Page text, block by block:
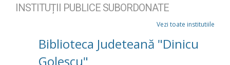
INSTITUȚII PUBLICE SUBORDONATE
Vezi toate institutiile
Biblioteca Judeteană "Dinicu
Golescu"